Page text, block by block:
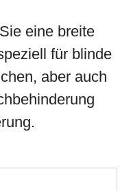
eine breite
für blinde
aber auch